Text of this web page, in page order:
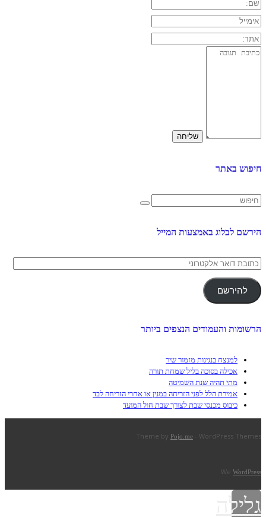
חיפוש באתר
הירשם לבלוג באמצעות המייל
כתובת
אלקטרוני
להירשם
הרשומות והעמודים הנצפים ביותר
למנצח בנגינות מזמור שיר
אכילה בסוכה בליל שמחת תורה
מתי תהיה שנת השמיטה
אמירת הלל לפני הזריחה במנין או אחרי הזריחה לבד
כיבוס מכנסי שבת לצורך שבת חול המועד
Theme by Pojo.me - WordPress Themes
We WordPress
גלילה